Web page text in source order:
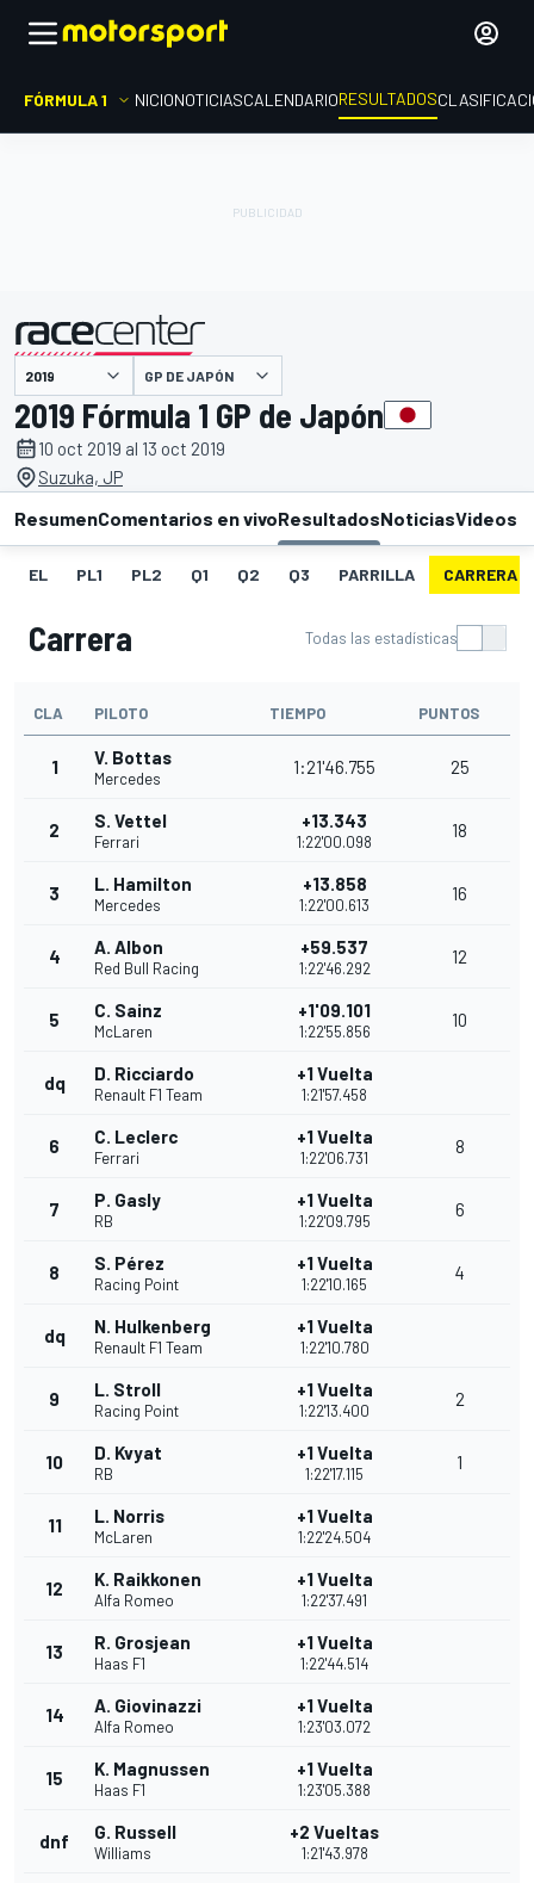
FÓRMULA 1 INICIONOTICIASCALENDARIORESULTADOS
presentado por GP DE JAPÓN
2019 Fórmula 1 GP de Japón
10 oct 2019 al 13 oct 2019
Suzuka, JP
ResumenComentarios en vivoResultadosNoticiasVideos
EL PL1 PL2 Q1 Q2 Q3 PARRILLA CARRERA
Carrera Todas las estadísticas
CLA PILOTO TIEMPO PUNTOS
1 V. Bottas
Mercedes
1:21'46.755 25
2 S. Vettel
Ferrari
+13.343
1:22'00.098
18
3 L. Hamilton
Mercedes
+13.858
1:22'00.613
16
4 A. Albon
Red Bull Racing
+59.537
1:22'46.292
12
5 C. Sainz
McLaren
+1'09.101
1:22'55.856
10
dq D. Ricciardo
Renault F1 Team
+1 Vuelta
1:21'57.458
6 C. Leclerc
Ferrari
+1 Vuelta
1:22'06.731
8
7 P. Gasly
RB
+1 Vuelta
1:22'09.795
6
8 S. Pérez
Racing Point
+1 Vuelta
1:22'10.165
4
dq N. Hulkenberg
Renault F1 Team
+1 Vuelta
1:22'10.780
9 L. Stroll
Racing Point
+1 Vuelta
1:22'13.400
2
10 D. Kvyat
RB
+1 Vuelta
1:22'17.115
1
11 L. Norris
McLaren
+1 Vuelta
1:22'24.504
12 K. Raikkonen
Alfa Romeo
+1 Vuelta
1:22'37.491
13 R. Grosjean
Haas F1
+1 Vuelta
1:22'44.514
14 A. Giovinazzi
Alfa Romeo
+1 Vuelta
1:23'03.072
15 K. Magnussen
Haas F1
+1 Vuelta
1:23'05.388
dnf G. Russell
Williams
+2 Vueltas
1:21'43.978